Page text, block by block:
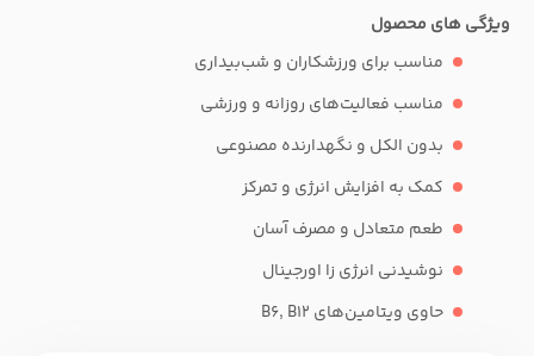
ویژگی های محصول
مناسب برای ورزشکاران و شب‌بیداری
مناسب فعالیت‌های روزانه و ورزشی
بدون الکل و نگهدارنده مصنوعی
کمک به افزایش انرژی و تمرکز
طعم متعادل و مصرف آسان
نوشیدنی انرژی زا اورجینال
حاوی ویتامین‌های B6, B12